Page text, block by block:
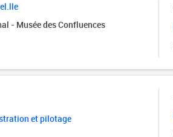
- Musée des Confluences
et pilotage